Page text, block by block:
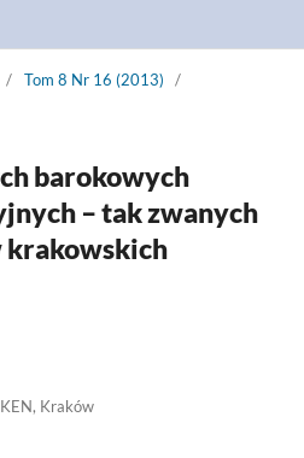
/ Tom 8 Nr 16 (2013)
/
barokowych
– tak zwanych
krakowskich
Kraków